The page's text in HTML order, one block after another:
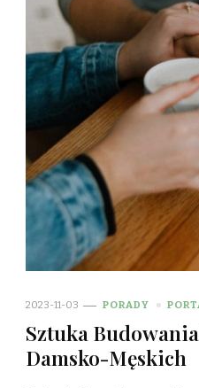
2023-11-03 PORADY
Sztuka
Damsko-Męskich